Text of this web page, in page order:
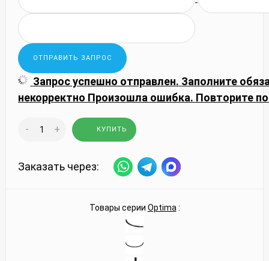
Запрос успешно отправлен. Заполните
некорректно Произошла ошибка. Повторите
- + КУПИТЬ
Заказать через:
Товары серии Optima :